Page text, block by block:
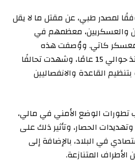
لمصدر طبي، عن مقتل ما لا يقل
والعسكريين، معظمهم في
كاتي. ووُصفت هذه
الهجمات بأنها الأعنف منذ حوالي 15 عامًا، وشهدت تحالفًا
القاعدة والانفصاليين
تطورات الوضع الأمني في مالي،
الحصار، وتأثير ذلك على
في البلاد، بالإضافة إلى
الأطراف المتنازعة.